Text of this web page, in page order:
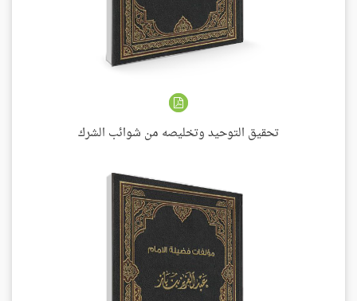
تحقيق التوحيد وتخليصه من شوائب الشرك